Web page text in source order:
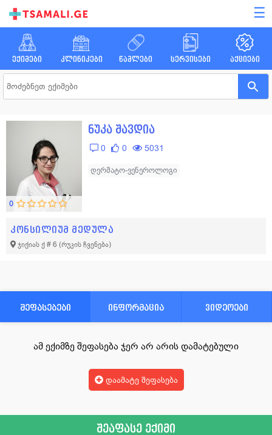
☰
ექიმები კლინიკები წამლები სერვისები აქციები
0
ნუკა შავდია
0 0 5031
დერმატო-ვენეროლოგი
კონსილიუმ მედულა
ჯიქიას ქ # 6 (რუკის ჩვენება)
შეფასებები ინფორმაცია ვიდეოები
ამ ექიმზე შეფასება ჯერ არ არის დამატებული
დაამატე შეფასება
შეაფასე ექიმი